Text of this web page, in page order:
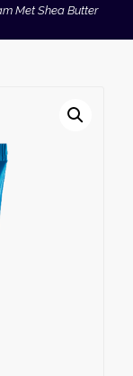
Met Shea Butter